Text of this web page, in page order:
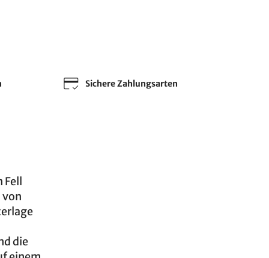
Sichere Zahlungsarten
Fell
von
die